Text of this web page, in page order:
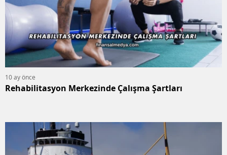
10 ay önce
Rehabilitasyon Merkezinde Çalışma Şartları